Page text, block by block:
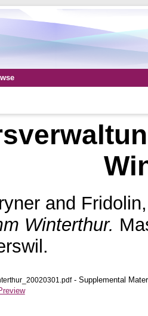
and
Winterthur.
- Supplemental